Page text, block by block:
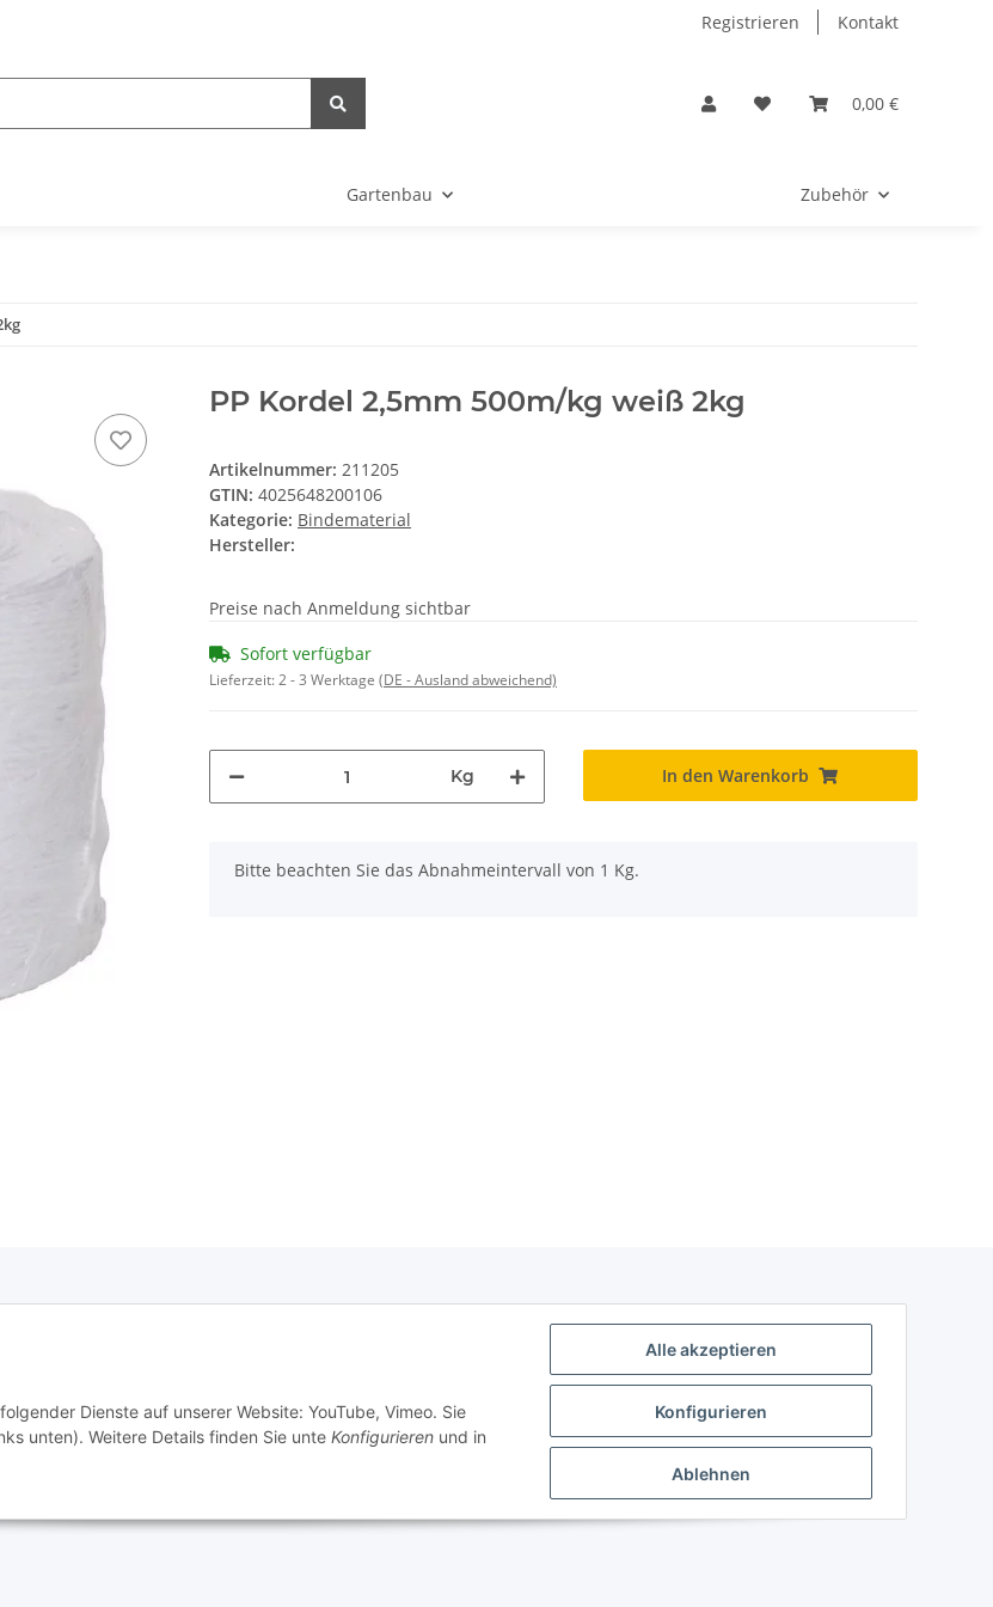
Registrieren Kontakt
0,00 €
Gartenbau Zubehör
PP Kordel 2,5mm 500m/kg weiß 2kg
Artikelnummer: 211205
GTIN: 4025648200106
Kategorie: Bindematerial
Hersteller:
Preise nach Anmeldung sichtbar
Sofort verfügbar
Lieferzeit:2 - 3 Werktage (DE - Ausland abweichend)
Kg In den Warenkorb
x
Bitte beachten Sie das Abnahmeintervall von 1 Kg.
Dienste auf unserer Website: YouTube, Vimeo. Sie
unten). Weitere Details finden Sie unte Konfigurieren und in
Alle akzeptieren
Konfigurieren
Ablehnen